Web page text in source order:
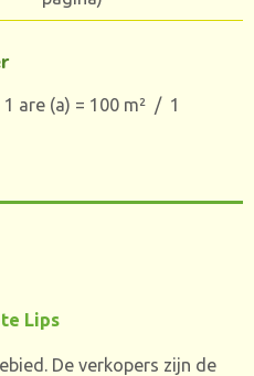
1 are (a) = 100 m² / 1
Lips
De verkopers zijn de